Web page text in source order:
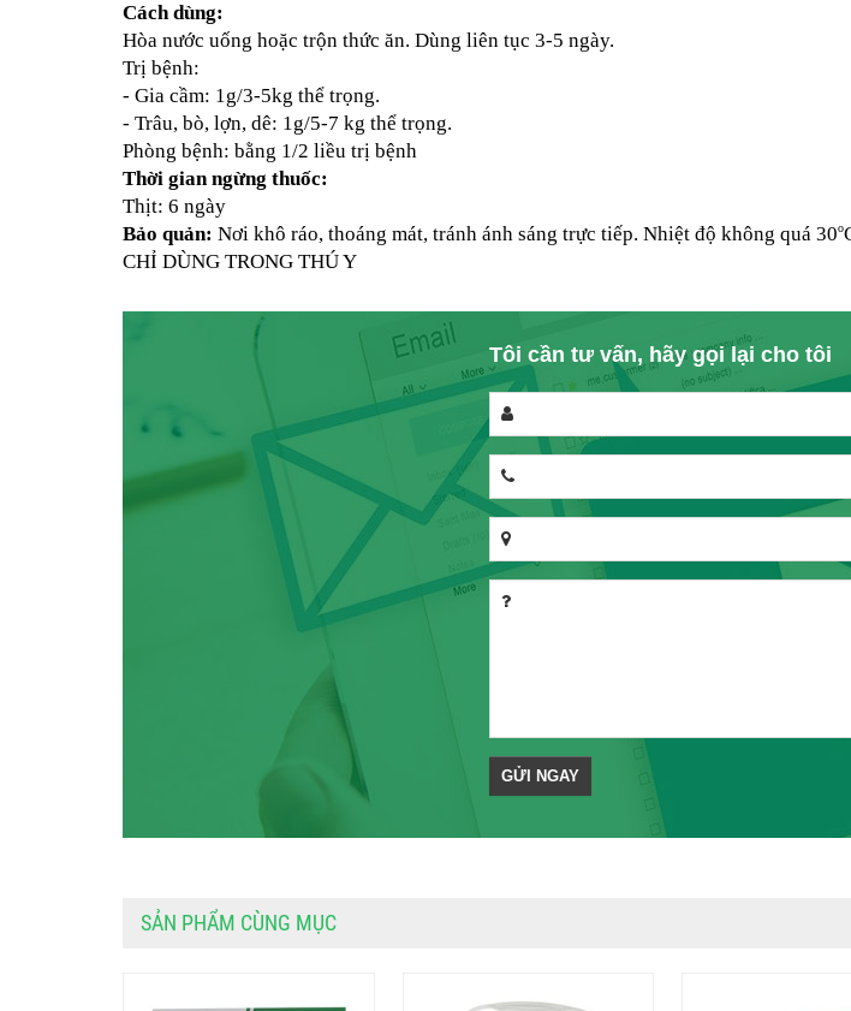
Cách dùng:
Hòa nước uống hoặc trộn thức ăn. Dùng liên tục 3-5 ngày.
Trị bệnh:
- Gia cầm: 1g/3-5kg thể trọng.
- Trâu, bò, lợn, dê: 1g/5-7 kg thể trọng.
Phòng bệnh: bằng 1/2 liều trị bệnh
Thời gian ngừng thuốc:
Thịt: 6 ngày
Bảo quản: Nơi khô ráo, thoáng mát, tránh ánh sáng trực tiếp. Nhiệt độ không quá 30o
CHỈ DÙNG TRONG THÚ Y
Tôi cần tư vấn, hãy gọi lại cho tôi
SẢN PHẨM CÙNG MỤC